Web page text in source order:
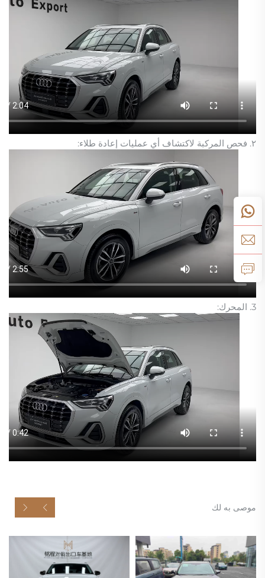
٢. فحص المركبة لاكتشاف أي عمليات إعادة طلاء:
3. المحرك:
موصى به لك